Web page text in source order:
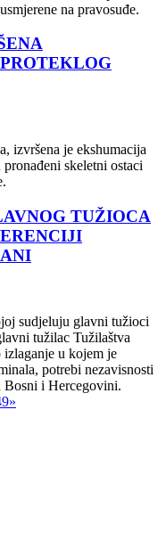
na pravosuđe.
izvršena je ekshumacija
skeletni ostaci
TUŽIOCA
sudjeluju glavni tužioci
tužilac Tužilaštva
u kojem je
potrebi nezavisnosti
Bosni i Hercegovini.
»